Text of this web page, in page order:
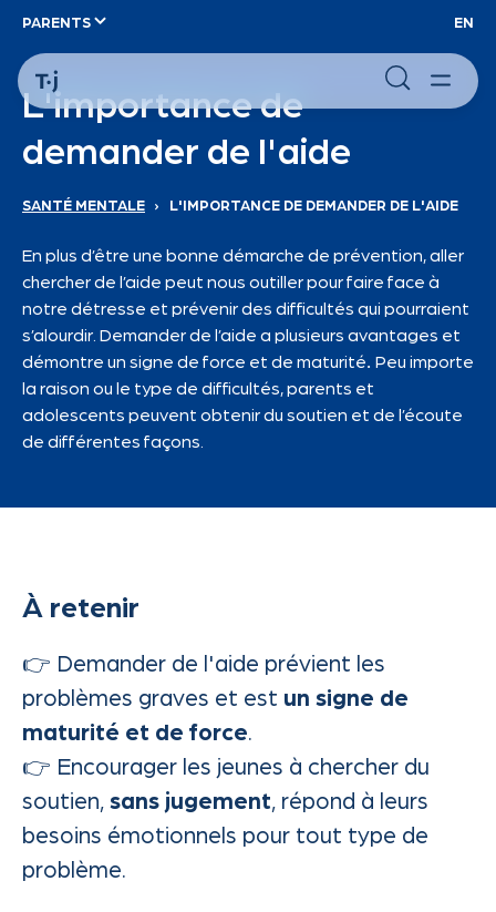
PARENTS EN
L'importance de
demander de l'aide
SANTÉ MENTALE › L'IMPORTANCE DE DEMANDER DE L'AIDE
En plus d’être une bonne démarche de prévention, aller
chercher de l’aide peut nous outiller pour faire face à
notre détresse et prévenir des difficultés qui pourraient
s’alourdir. Demander de l’aide a plusieurs avantages et
démontre un signe de force et de maturité. Peu importe
la raison ou le type de difficultés, parents et
adolescents peuvent obtenir du soutien et de l’écoute
de différentes façons.
À retenir
👉 Demander de l'aide prévient les
problèmes graves et est un signe de
maturité et de force.
👉 Encourager les jeunes à chercher du
soutien, sans jugement, répond à leurs
besoins émotionnels pour tout type de
problème.